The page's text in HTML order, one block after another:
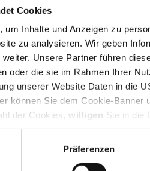
Cookies
um Inhalte und Anzeigen zu
zu analysieren. Wir geben
Unsere Partner führen
oder die sie im Rahmen Ihrer
unserer Website Daten in die
können Sie dem Cookie-
der Cookies, willigen Sie in die
und andere Daten von
dieser Anbieter
Präferenzen
a